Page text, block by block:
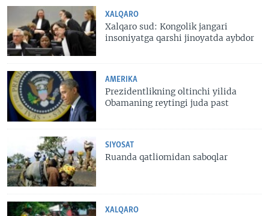
XALQARO
Xalqaro sud: Kongolik jangari
insoniyatga qarshi jinoyatda aybdor
AMERIKA
Prezidentlikning oltinchi yilida
Obamaning reytingi juda past
SIYOSAT
Ruanda qatliomidan saboqlar
XALQARO